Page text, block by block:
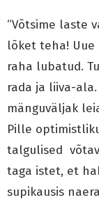
“Võtsime laste
lõket teha! Uue
raha lubatud.
rada ja liiva-
mänguväljak
Pille
talgulised
taga istet, et
supikausis